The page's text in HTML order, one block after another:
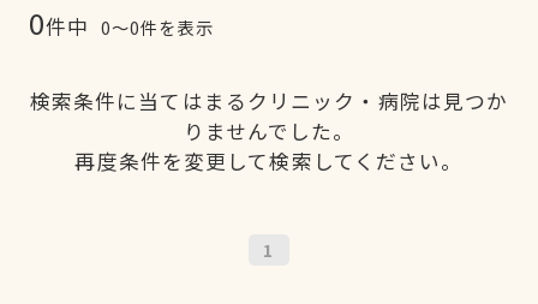
0件中 0〜0件を表示
検索条件に当てはまるクリニック・病院は見つか
りませんでした。
再度条件を変更して検索してください。
1